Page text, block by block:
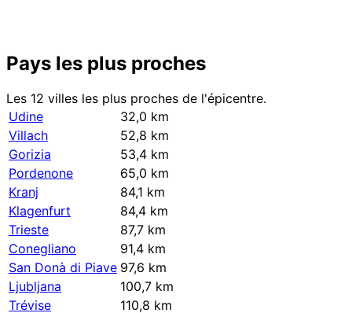
Pays les plus proches
Les 12 villes les plus proches de l'épicentre.
Udine
32,0 km
Villach
52,8 km
Gorizia
53,4 km
Pordenone
65,0 km
Kranj
84,1 km
Klagenfurt
84,4 km
Trieste
87,7 km
Conegliano
91,4 km
San Donà di Piave 97,6 km
Ljubljana
100,7 km
Trévise
110,8 km